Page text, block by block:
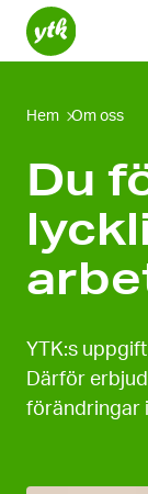
Skip
Hem Om oss
Du
YTK:s
Därför
förändringar